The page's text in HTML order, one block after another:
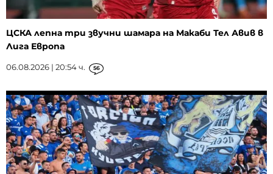
ЦСКА лепна три звучни шамара на Макаби Тел Авив в
Лига Европа
06.08.2026 | 20:54 ч. 56